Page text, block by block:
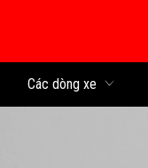
Các dòng xe